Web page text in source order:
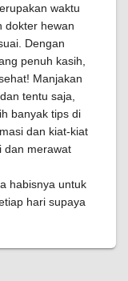
waktu
dokter hewan
Dengan
penuh kasih,
Manjakan
tentu saja,
banyak tips di
dan kiat-kiat
dan merawat
habisnya untuk
hari supaya